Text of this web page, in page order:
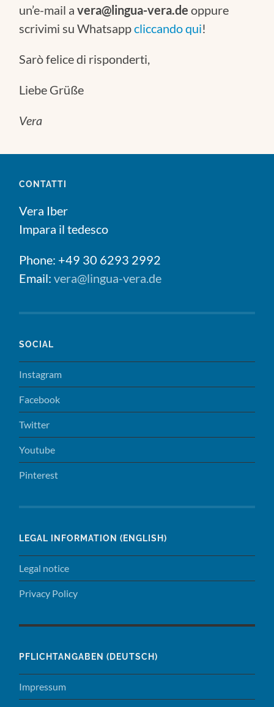
un’e-mail avera@lingua-vera.deoppure
scrivimi su Whatsappcliccando qui!
Sarò felice di risponderti,
Liebe Grüße
Vera
CONTATTI
Vera Iber
Impara il tedesco
Phone: +49 30 6293 2992
Email:vera@lingua-vera.de
SOCIAL
Instagram
Facebook
Twitter
Youtube
Pinterest
LEGAL INFORMATION (ENGLISH)
Legal notice
Privacy Policy
PFLICHTANGABEN (DEUTSCH)
Impressum